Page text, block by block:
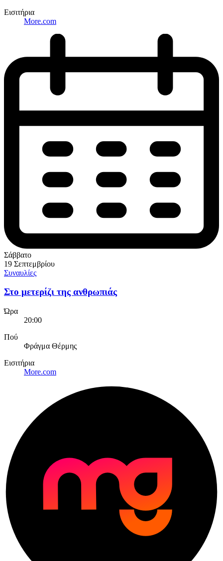
Εισιτήρια
More.com
Σάββατο
19 Σεπτεμβρίου
Συναυλίες
Στο μετερίζι της ανθρωπιάς
Ώρα
20:00
Πού
Φράγμα Θέρμης
Εισιτήρια
More.com